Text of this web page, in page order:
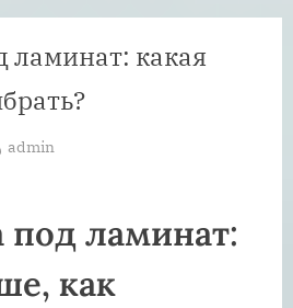
ламинат: какая
By
admin
ламинат:
как